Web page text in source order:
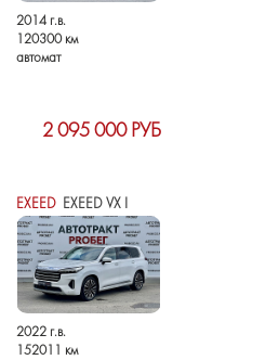
2014 г.в.
120300 км
автомат
2 095 000 РУБ
EXEED EXEED VX I
2022 г.в.
152011 км